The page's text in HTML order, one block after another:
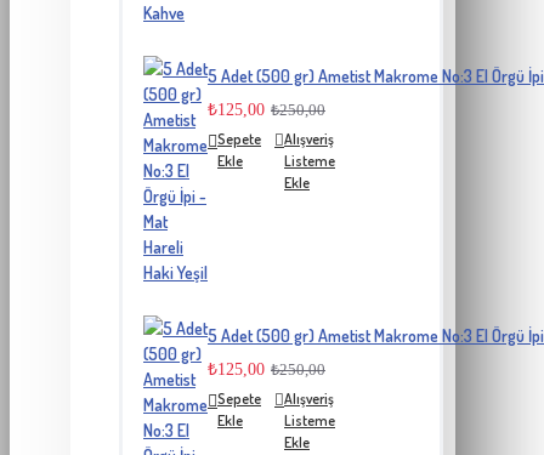
5 Adet (500 gr) Ametist Makrome No:3 El Örgü
₺125,00 ₺250,00
Sepete
Ekle
Alışveriş
Listeme
Ekle
5 Adet (500 gr) Ametist Makrome No:3 El Örgü
₺125,00 ₺250,00
Sepete
Ekle
Alışveriş
Listeme
Ekle